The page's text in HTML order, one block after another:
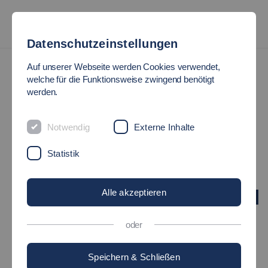
#HOCHSCHULE_INSIDE:
INSTITUT FÜR
GESUNDHEITS- UND
PFLEGEWISSENSCHAFTEN
Datenschutzeinstellungen
Auf unserer Webseite werden Cookies verwendet,
welche für die Funktionsweise zwingend benötigt
werden.
Notwendig Externe Inhalte
Statistik
Alle akzeptieren
oder
Speichern & Schließen